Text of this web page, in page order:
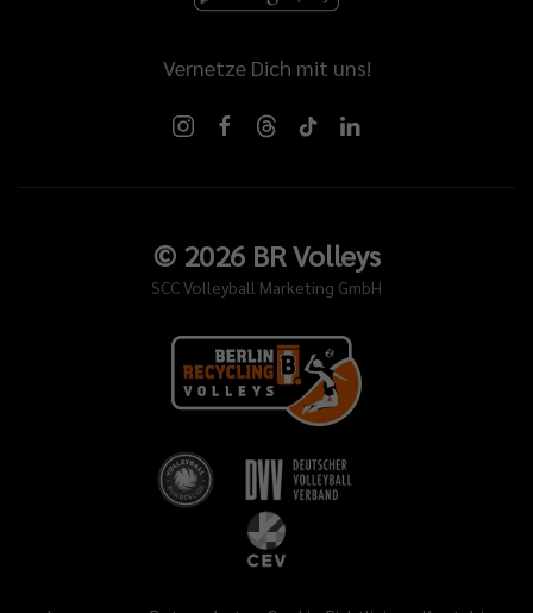
Vernetze Dich mit uns!
© 2026BR Volleys
SCC Volleyball Marketing GmbH